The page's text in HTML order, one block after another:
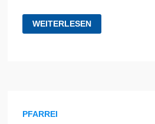
GEDANKEN
ZUM
PFINGSTFEST
WEITERLESEN
PFARREI